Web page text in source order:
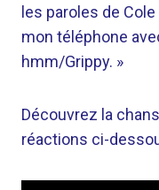
les paroles de
mon téléphone
hmm/Grippy. »
Découvrez la
réactions ci-